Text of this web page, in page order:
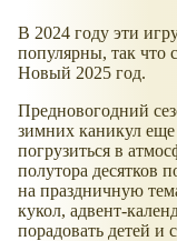
В 2024 году эти
популярны, так что
Новый 2025 год.
Предновогодний
зимних каникул
погрузиться в
полутора десятков
на праздничную
кукол, адвент-
порадовать детей и